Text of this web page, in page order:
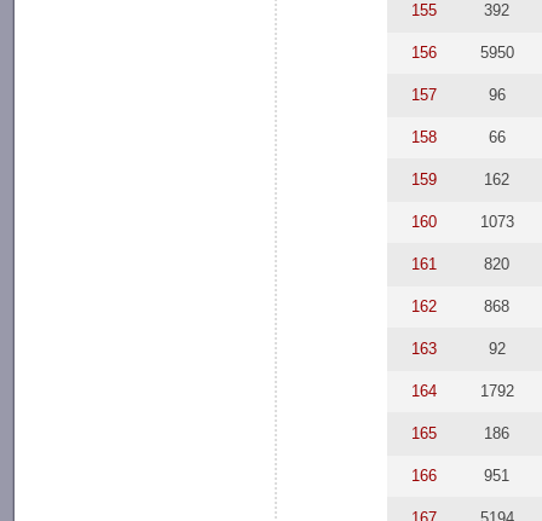
155 392
156 5950
157 96
158 66
159 162
160 1073
161 820
162 868
163 92
164 1792
165 186
166 951